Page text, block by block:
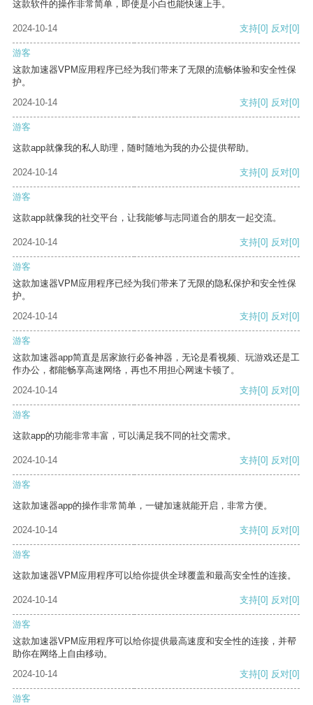
这款软件的操作非常简单，即使是小白也能快速上手。
2024-10-14 支持[0] 反对[0]
游客
这款加速器VPM应用程序已经为我们带来了无限的流畅体验和安全性保
护。
2024-10-14
支持[0] 反对[0]
游客
这款app就像我的私人助理，随时随地为我的办公提供帮助。
2024-10-14 支持[0] 反对[0]
游客
这款app就像我的社交平台，让我能够与志同道合的朋友一起交流。
2024-10-14 支持[0] 反对[0]
游客
这款加速器VPM应用程序已经为我们带来了无限的隐私保护和安全性保
护。
2024-10-14
支持[0] 反对[0]
游客
这款加速器app简直是居家旅行必备神器，无论是看视频、玩游戏还是工
作办公，都能畅享高速网络，再也不用担心网速卡顿了。
2024-10-14
支持[0] 反对[0]
游客
这款app的功能非常丰富，可以满足我不同的社交需求。
2024-10-14 支持[0] 反对[0]
游客
这款加速器app的操作非常简单，一键加速就能开启，非常方便。
2024-10-14 支持[0] 反对[0]
游客
这款加速器VPM应用程序可以给你提供全球覆盖和最高安全性的连接。
2024-10-14 支持[0] 反对[0]
游客
这款加速器VPM应用程序可以给你提供最高速度和安全性的连接，并帮
助你在网络上自由移动。
2024-10-14
支持[0] 反对[0]
游客